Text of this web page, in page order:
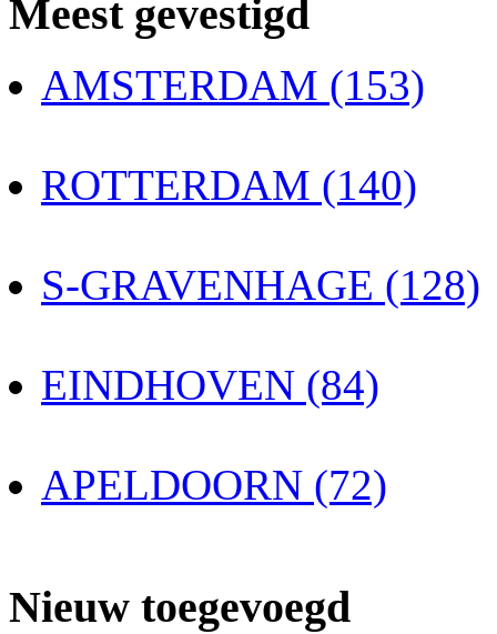
Meest gevestigd
AMSTERDAM (153)
ROTTERDAM (140)
S-GRAVENHAGE (128)
EINDHOVEN (84)
APELDOORN (72)
Nieuw toegevoegd